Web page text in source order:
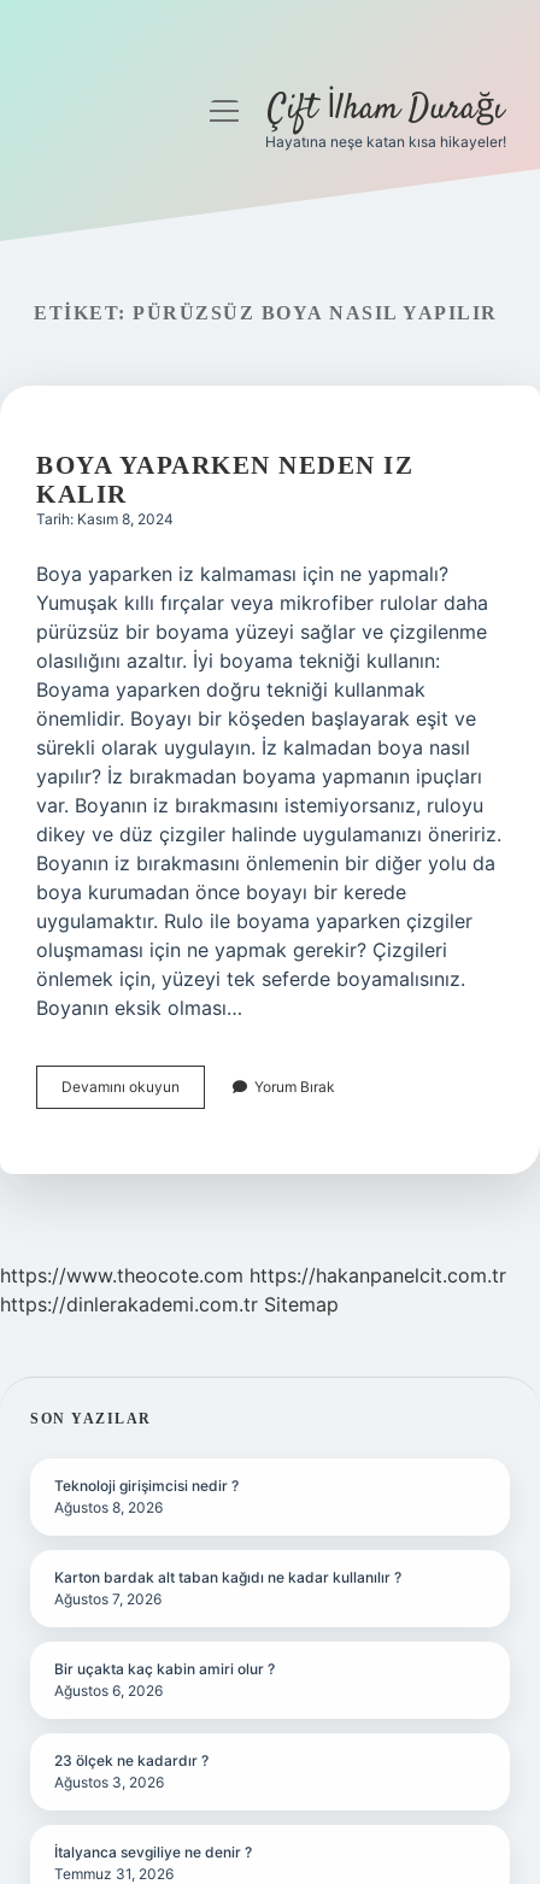
Gizlilik Politikası
menüyüÇift İlham Durağı
Hayatına neşe katan kısa hikayeler!
ETIKET: PÜRÜZSÜZ BOYA NASIL YAPILIR
BOYA YAPARKEN NEDEN IZ
KALIR
Tarih: Kasım 8, 2024
Boya yaparken iz kalmaması için ne yapmalı?
Yumuşak kıllı fırçalar veya mikrofiber rulolar daha
pürüzsüz bir boyama yüzeyi sağlar ve çizgilenme
olasılığını azaltır. İyi boyama tekniği kullanın:
Boyama yaparken doğru tekniği kullanmak
önemlidir. Boyayı bir köşeden başlayarak eşit ve
sürekli olarak uygulayın. İz kalmadan boya nasıl
yapılır? İz bırakmadan boyama yapmanın ipuçları
var. Boyanın iz bırakmasını istemiyorsanız, ruloyu
dikey ve düz çizgiler halinde uygulamanızı öneririz.
Boyanın iz bırakmasını önlemenin bir diğer yolu da
boya kurumadan önce boyayı bir kerede
uygulamaktır. Rulo ile boyama yaparken çizgiler
oluşmaması için ne yapmak gerekir? Çizgileri
önlemek için, yüzeyi tek seferde boyamalısınız.
Boyanın eksik olması…
Devamını okuyun
Yaparken
Kalır
Yorum Bırak
https://www.theocote.com https://hakanpanelcit.com.tr
https://dinlerakademi.com.tr Sitemap
SIDEBAR
SON YAZILAR
Teknoloji girişimcisi nedir ?
Ağustos 8, 2026
Karton bardak alt taban kağıdı ne kadar kullanılır ?
Ağustos 7, 2026
Bir uçakta kaç kabin amiri olur ?
Ağustos 6, 2026
23 ölçek ne kadardır ?
Ağustos 3, 2026
İtalyanca sevgiliye ne denir ?
Temmuz 31, 2026